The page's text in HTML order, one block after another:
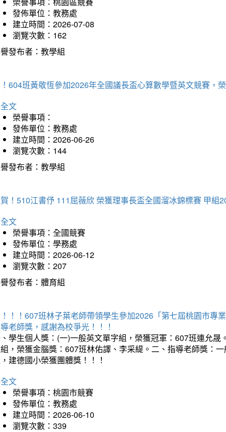
發佈單位：教務處
建立時間：2026-07-08
瀏覽次數：162
發布者：教學組
604班黃敬恆參加2026年全國議長盃心算數學暨英文競賽，
文
榮譽事項：
發佈單位：教務處
建立時間：2026-06-26
瀏覽次數：144
發布者：教學組
！510江書伃 111屈薇欣 榮獲理事長盃全國溜冰錦標賽 甲組
文
榮譽事項：全國競賽
發佈單位：學務處
建立時間：2026-06-12
瀏覽次數：207
發布者：體育組
！！607班林子葉老師帶領學生參加2026「第七屆桃園市專
老師獎，感謝為校爭光！！！
學生個人獎：(一)一般英文單字組，榮獲冠軍：607班連允
，榮獲金腦獎：607班林佑譯、李采緹。二、指導老師獎：
建德國小榮獲團體獎！！！
文
榮譽事項：桃園市競賽
發佈單位：教務處
建立時間：2026-06-10
瀏覽次數：339